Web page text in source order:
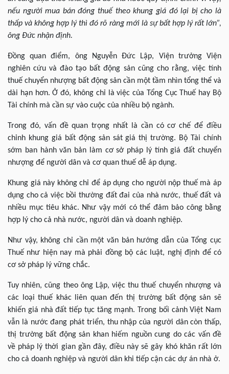
nếu người mua bán đóng thuế theo khung giá đó lại bị cho là
thấp và không hợp lý thì đó rõ ràng mới là sự bất hợp lý rất lớn”,
ông Đức nhận định.
Đồng quan điểm, ông Nguyễn Đức Lập, Viện trưởng Viện
nghiên cứu và đào tạo bất động sản cũng cho rằng, việc tính
thuế chuyển nhượng bất động sản cần một tầm nhìn tổng thể và
dài hạn hơn. Ở đó, không chỉ là việc của Tổng Cục Thuế hay Bộ
Tài chính mà cần sự vào cuộc của nhiều bộ ngành.
Trong đó, vấn đề quan trọng nhất là cần có cơ chế để điều
chỉnh khung giá bất động sản sát giá thị trường. Bộ Tài chính
sớm ban hành văn bản làm cơ sở pháp lý tính giá đất chuyển
nhượng để người dân và cơ quan thuế dễ áp dụng.
Khung giá này không chỉ để áp dụng cho người nộp thuế mà áp
dụng cho cả việc bồi thường đất đai của nhà nước, thuế đất và
nhiều mục tiêu khác. Như vậy mới có thể đảm bảo công bằng
hợp lý cho cả nhà nước, người dân và doanh nghiệp.
Như vậy, không chỉ cần một văn bản hướng dẫn của Tổng cục
Thuế như hiện nay mà phải đồng bộ các luật, nghị định để có
cơ sở pháp lý vững chắc.
Tuy nhiên, cũng theo ông Lập, việc thu thuế chuyển nhượng và
các loại thuế khác liên quan đến thị trường bất động sản sẽ
khiến giá nhà đất tiếp tục tăng mạnh. Trong bối cảnh Việt Nam
vẫn là nước đang phát triển, thu nhập của người dân còn thấp,
thị trường bất động sản khan hiếm nguồn cung do các vấn đề
về pháp lý thời gian gần đây, điều này sẽ gây khó khăn rất lớn
cho cả doanh nghiệp và người dân khi tiếp cận các dự án nhà ở.